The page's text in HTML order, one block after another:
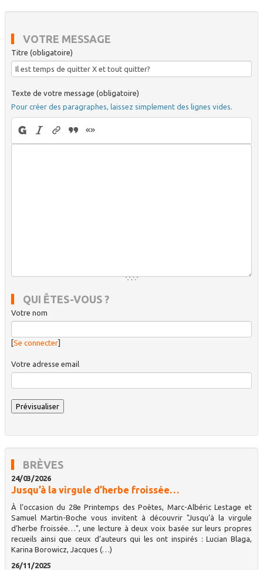
VOTRE MESSAGE
Titre (obligatoire)
Texte de votre message (obligatoire)
Pour créer des paragraphes, laissez simplement des lignes vides.
QUI ÊTES-VOUS ?
Votre nom
[Se connecter]
Votre adresse email
BRÈVES
24/03/2026
Jusqu’à la virgule d’herbe froissée…
À l’occasion du 28e Printemps des Poètes, Marc-Albéric Lestage et
Samuel Martin-Boche vous invitent à découvrir "Jusqu’à la virgule
d’herbe froissée…", une lecture à deux voix basée sur leurs propres
recueils ainsi que ceux d’auteurs qui les ont inspirés : Lucian Blaga,
Karina Borowicz, Jacques (…)
26/11/2025